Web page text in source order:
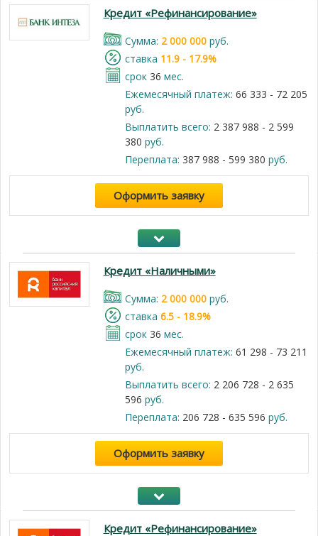
Кредит «Рефинансирование»
Cумма: 2 000 000руб.
cтавка 11.9 - 17.9%
срок 36 мес.
Ежемесячный платеж: 66 333 - 72 205
руб.
Выплатить всего: 2 387 988 - 2 599
380 руб.
Переплата: 387 988 - 599 380 руб.
Оформить заявку
Кредит «Наличными»
Cумма: 2 000 000руб.
cтавка 6.5 - 18.9%
срок 36 мес.
Ежемесячный платеж: 61 298 - 73 211
руб.
Выплатить всего: 2 206 728 - 2 635
596 руб.
Переплата: 206 728 - 635 596 руб.
Оформить заявку
Кредит «Рефинансирование»